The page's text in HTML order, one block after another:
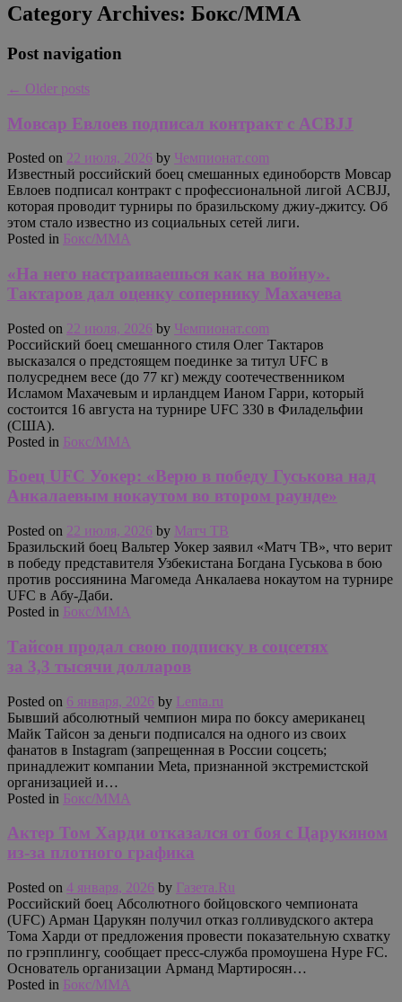
Category Archives: Бокс/MMA
Post navigation
← Older posts
Мовсар Евлоев подписал контракт с ACBJJ
Posted on 22 июля, 2026 by Чемпионат.com
Известный российский боец смешанных единоборств Мовсар
Евлоев подписал контракт с профессиональной лигой ACBJJ,
которая проводит турниры по бразильскому джиу-джитсу. Об
этом стало известно из социальных сетей лиги.
Posted in Бокс/MMA
«На него настраиваешься как на войну».
Тактаров дал оценку сопернику Махачева
Posted on 22 июля, 2026 by Чемпионат.com
Российский боец смешанного стиля Олег Тактаров
высказался о предстоящем поединке за титул UFC в
полусреднем весе (до 77 кг) между соотечественником
Исламом Махачевым и ирландцем Ианом Гарри, который
состоится 16 августа на турнире UFC 330 в Филадельфии
(США).
Posted in Бокс/MMA
Боец UFC Уокер: «Верю в победу Гуськова над
Анкалаевым нокаутом во втором раунде»
Posted on 22 июля, 2026 by Матч ТВ
Бразильский боец Вальтер Уокер заявил «Матч ТВ», что верит
в победу представителя Узбекистана Богдана Гуськова в бою
против россиянина Магомеда Анкалаева нокаутом на турнире
UFC в Абу‑Даби.
Posted in Бокс/MMA
Тайсон продал свою подписку в соцсетях
за 3,3 тысячи долларов
Posted on 6 января, 2026 by Lenta.ru
Бывший абсолютный чемпион мира по боксу американец
Майк Тайсон за деньги подписался на одного из своих
фанатов в Instagram (запрещенная в России соцсеть;
принадлежит компании Meta, признанной экстремистской
организацией и…
Posted in Бокс/MMA
Актер Том Харди отказался от боя с Царукяном
из-за плотного графика
Posted on 4 января, 2026 by Газета.Ru
Российский боец Абсолютного бойцовского чемпионата
(UFC) Арман Царукян получил отказ голливудского актера
Тома Харди от предложения провести показательную схватку
по грэпплингу, сообщает пресс-служба промоушена Hype FC.
Основатель организации Арманд Мартиросян…
Posted in Бокс/MMA